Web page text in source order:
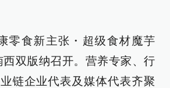
零食新主张・超级食材魔芋
西双版纳召开。营养专家、行
链企业代表及媒体代表齐聚